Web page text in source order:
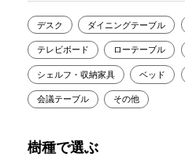
デスク ダイニングテーブル
テレビボード ローテーブル
シェルフ・収納家具 ベッド
会議テーブル その他
樹種で選ぶ